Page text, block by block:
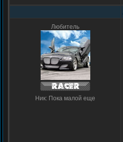
Любитель
Ник: Пока малой еще